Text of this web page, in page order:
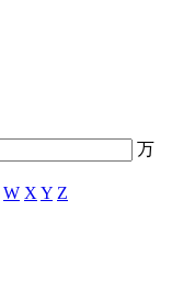
万
W X Y Z